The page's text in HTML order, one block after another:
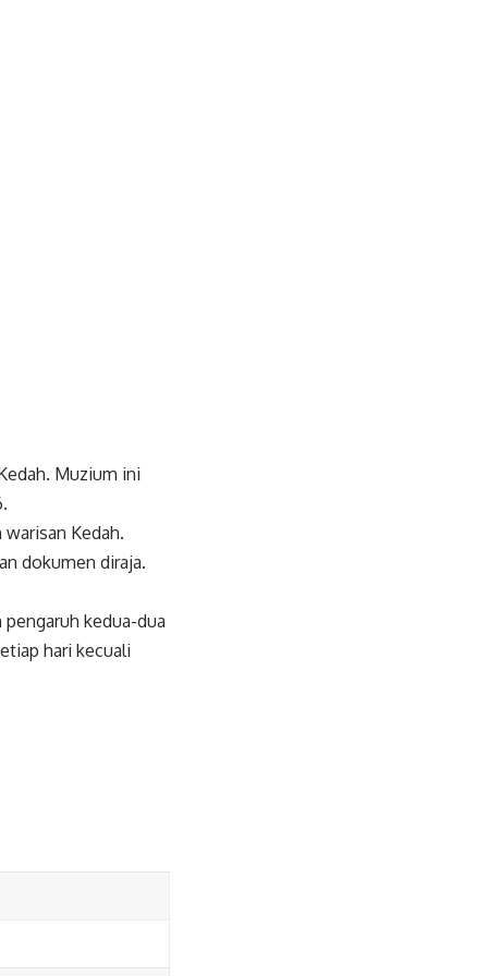
Muzium ini
Kedah.
dokumen diraja.
kedua-dua
hari kecuali